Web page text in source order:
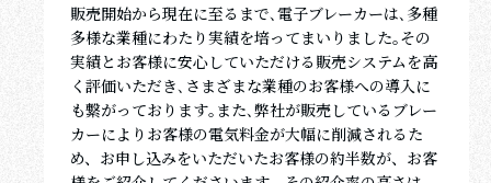
販売開始から現在に至るまで､電子ブレーカーは､多種
多様な業種にわたり実績を培ってまいりました｡その
実績とお客様に安心していただける販売システムを高
く評価いただき､さまざまな業種のお客様への導入に
も繋がっております｡また､弊社が販売しているブレー
カーによりお客様の電気料金が大幅に削減されるた
め、お申し込みをいただいたお客様の約半数が、お客